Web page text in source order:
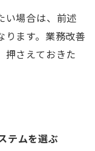
い場合は、前述
ります。業務改善
押さえておきた
テムを選ぶ